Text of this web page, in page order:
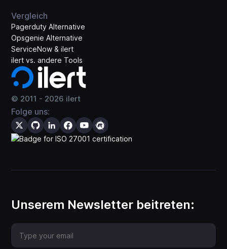
© 2011 - 2026 ilert
Folge uns:
Vergleich
Pagerduty Alternative
Opsgenie Alternative
ServiceNow & ilert
ilert vs. andere Tools
Unserem Newsletter beitreten: